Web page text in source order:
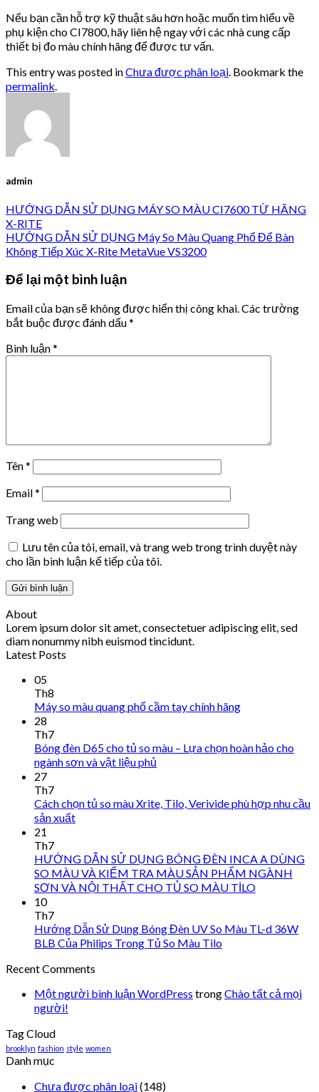
Nếu bạn cần hỗ trợ kỹ thuật sâu hơn hoặc muốn tìm hiểu về
phụ kiện cho CI7800, hãy liên hệ ngay với các nhà cung cấp
thiết bị đo màu chính hãng để được tư vấn.
This entry was posted inChưa được phân loại. Bookmark the
permalink.
admin
HƯỚNG DẪN SỬ DỤNG MÁY SO MÀU CI7600 TỪ HÃNG
X-RITE
HƯỚNG DẪN SỬ DỤNG Máy So Màu Quang Phổ Để Bàn
Không Tiếp Xúc X-Rite MetaVue VS3200
Để lại một bình luận
Email của bạn sẽ không được hiển thị công khai.Các trường
bắt buộc được đánh dấu*
Bình luận*
Tên*
Email*
Trang web
Lưu tên của tôi, email, và trang web trong trình duyệt này
cho lần bình luận kế tiếp của tôi.
About
Lorem ipsum dolor sit amet, consectetuer adipiscing elit, sed
diam nonummy nibh euismod tincidunt.
Latest Posts
05
Th8
Máy so màu quang phổ cầm tay chính hãng
28
Th7
Bóng đèn D65 cho tủ so màu – Lựa chọn hoàn hảo cho
ngành sơn và vật liệu phủ
27
Th7
Cách chọn tủ so màu Xrite, Tilo, Verivide phù hợp nhu cầu
sản xuất
21
Th7
HƯỚNG DẪN SỬ DỤNG BÓNG ĐÈN INCA A DÙNG
SO MÀU VÀ KIỂM TRA MÀU SẢN PHẨM NGÀNH
SƠN VÀ NỘI THẤT CHO TỦ SO MÀU TİLO
10
Th7
Hướng Dẫn Sử Dụng Bóng Đèn UV So Màu TL-d 36W
BLB Của Philips Trong Tủ So Màu Tilo
Recent Comments
Một người bình luận WordPress trongChào tất cả mọi
người!
Tag Cloud
brooklyn fashion style women
Danh mục
Chưa được phân loại(148)